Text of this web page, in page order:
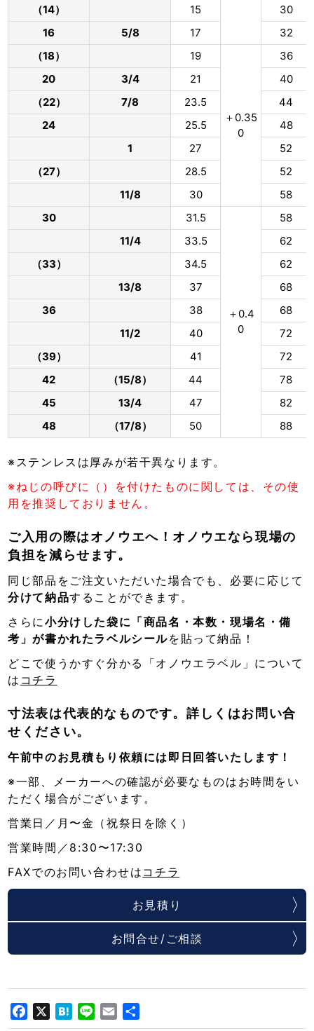
（14） 15
30
16
5/8 17
32
（18）
19
＋0.35
0
36
20
3/4 21
40
（22）
7/8 23.5
44
24
25.5
48
1
27
52
（27）
28.5
52
11/8
30
58
30
31.5
＋0.4
0
58
11/4
33.5
62
（33）
34.5
62
13/8
37
68
36
38
68
11/2
40
72
（39）
41
72
42
（15/8） 44
78
45
13/4 47
82
48
（17/8） 50 88
※ステンレスは厚みが若干異なります。
※ねじの呼びに（）を付けたものに関しては、その使
用を推奨しておりません。
ご入用の際はオノウエへ！オノウエなら現場の
負担を減らせます。
同じ部品をご注文いただいた場合でも、必要に応じて
分けて納品することができます。
さらに 小分けした袋に「商品名・本数・現場名・備
考」が書かれたラベルシールを貼って納品！
どこで使うかすぐ分かる「オノウエラベル」について
は コチラ
寸法表は代表的なものです。詳しくはお問い合
せください。
午前中のお見積もり依頼には即日回答いたします！
※一部、メーカーへの確認が必要なものはお時間をい
ただく場合がございます。
営業日／月〜金（祝祭日を除く）
営業時間／8:30〜17:30
FAXでのお問い合わせは コチラ
お見積り
お問合せ/ご相談
FacebookHatena
Line Email
有